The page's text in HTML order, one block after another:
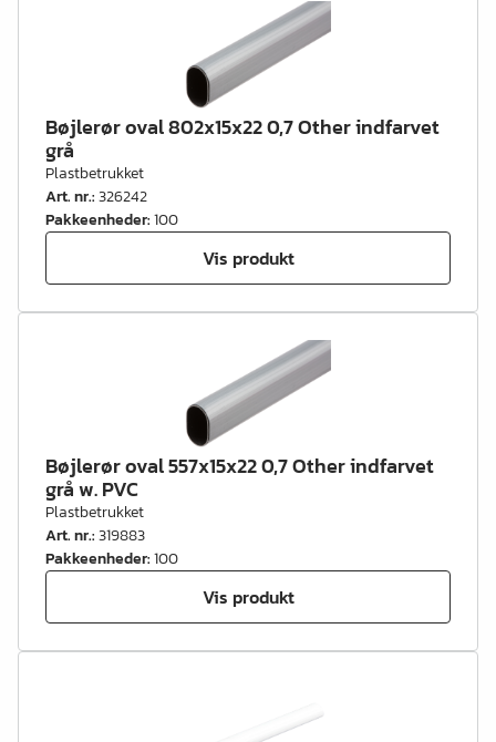
Bøjlerør oval 802x15x22 0,7 Other indfarvet
grå
Plastbetrukket
Art. nr.:326242
Pakkeenheder:100
Vis produkt
Bøjlerør oval 557x15x22 0,7 Other indfarvet
grå w. PVC
Plastbetrukket
Art. nr.:319883
Pakkeenheder:100
Vis produkt